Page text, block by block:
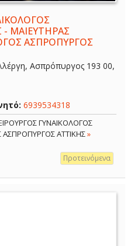
ΜΑΙΕΥΤΗΡΑΣ
ΑΣΠΡΟΠΥΡΓΟΣ
Ασπρόπυργος 193 00,
6939534318
ΓΥΝΑΙΚΟΛΟΓΟΣ
ΑΤΤΙΚΗΣ»
Προτεινόμενα